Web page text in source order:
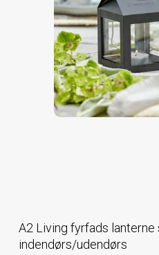
A2 Living fyrfads
indendørs/udendørs